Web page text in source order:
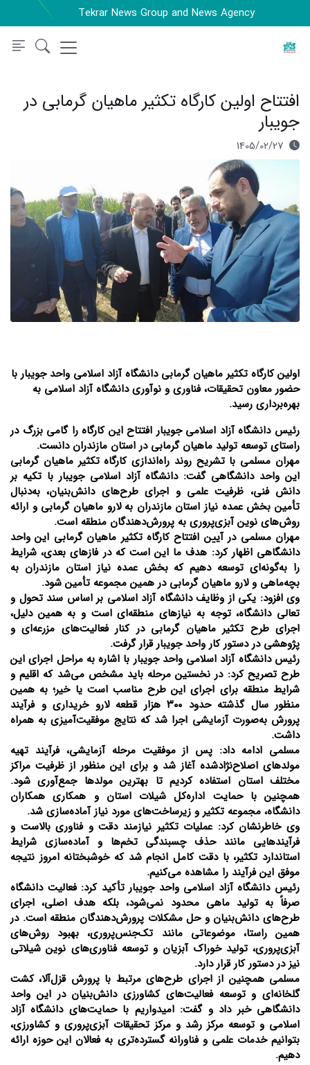
Tekrar News Group and News Agency
افتتاح اولین کارگاه تکثیر ماهیان گرمابی در
جویبار
1405/02/27
اولین کارگاه تکثیر ماهیان گرمابی دانشگاه آزاد اسلامی واحد جویبار با
حضور معاون تحقیقات، فناوری و نوآوری دانشگاه آزاد اسلامی به
بهره‌برداری رسید.
رئیس دانشگاه آزاد اسلامی جویبار افتتاح این کارگاه را گامی بزرگ در
راستای توسعه تولید ماهیان گرمابی در استان مازندران دانست.
مهران مسلمی با تشریح روند راه‌اندازی کارگاه تکثیر ماهیان گرمابی
این واحد دانشگاهی گفت: دانشگاه آزاد اسلامی جویبار با تکیه بر
دانش فنی، ظرفیت علمی و اجرای طرح‌های دانش‌بنیان، به‌دنبال
تأمین بخش عمده نیاز استان مازندران به لارو ماهیان گرمابی و ارائه
روش‌های نوین آبزی‌پروری به پرورش‌دهندگان منطقه است.
مهران مسلمی در آیین افتتاح کارگاه تکثیر ماهیان گرمابی این واحد
دانشگاهی اظهار کرد: هدف ما این است که در فاز‌های بعدی، شرایط
را به‌گونه‌ای توسعه دهیم که بخش عمده نیاز استان مازندران به
بچه‌ماهی و لارو ماهیان گرمابی در همین مجموعه تأمین شود.
وی افزود: یکی از وظایف دانشگاه آزاد اسلامی بر اساس سند تحول و
تعالی دانشگاه، توجه به نیاز‌های منطقه‌ای است و به همین دلیل،
اجرای طرح تکثیر ماهیان گرمابی در کنار فعالیت‌های مزرعه‌ای و
پژوهشی در دستور کار واحد جویبار قرار گرفت.
رئیس دانشگاه آزاد اسلامی واحد جویبار با اشاره به مراحل اجرای این
طرح تصریح کرد: در نخستین مرحله باید مشخص می‌شد که اقلیم و
شرایط منطقه برای اجرای این طرح مناسب است یا خیر؛ به همین
منظور سال گذشته حدود ۳۰۰ هزار قطعه لارو خریداری و فرآیند
پرورش به‌صورت آزمایشی اجرا شد که نتایج موفقیت‌آمیزی به همراه
داشت.
مسلمی ادامه داد: پس از موفقیت مرحله آزمایشی، فرآیند تهیه
مولد‌های اصلاح‌نژادشده آغاز شد و برای این منظور از ظرفیت مراکز
مختلف استان استفاده کردیم تا بهترین مولد‌ها جمع‌آوری شود.
همچنین با حمایت اداره‌کل شیلات استان و همکاری همکاران
دانشگاه، مجموعه تکثیر و زیرساخت‌های مورد نیاز آماده‌سازی شد.
وی خاطرنشان کرد: عملیات تکثیر نیازمند دقت و فناوری بالاست و
فرآیند‌هایی مانند حذف چسبندگی تخم‌ها و آماده‌سازی شرایط
استاندارد تکثیر، با دقت کامل انجام شد که خوشبختانه امروز نتیجه
موفق این فرآیند را مشاهده می‌کنیم.
رئیس دانشگاه آزاد اسلامی واحد جویبار تأکید کرد: فعالیت دانشگاه
صرفاً به تولید ماهی محدود نمی‌شود، بلکه هدف اصلی، اجرای
طرح‌های دانش‌بنیان و حل مشکلات پرورش‌دهندگان منطقه است. در
همین راستا، موضوعاتی مانند تک‌جنس‌پروری، بهبود روش‌های
آبزی‌پروری، تولید خوراک آبزیان و توسعه فناوری‌های نوین شیلاتی
نیز در دستور کار قرار دارد.
مسلمی همچنین از اجرای طرح‌های مرتبط با پرورش قزل‌آلا، کشت
گلخانه‌ای و توسعه فعالیت‌های کشاورزی دانش‌بنیان در این واحد
دانشگاهی خبر داد و گفت: امیدواریم با حمایت‌های دانشگاه آزاد
اسلامی و توسعه مرکز رشد و مرکز تحقیقات آبزی‌پروری و کشاورزی،
بتوانیم خدمات علمی و فناورانه گسترده‌تری به فعالان این حوزه ارائه
دهیم.